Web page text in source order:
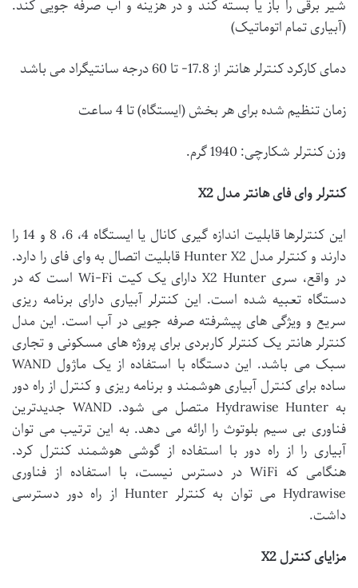
شیر برقی را باز یا بسته کند و در هزینه و آب صرفه جویی کند.
(آبیاری تمام اتوماتیک)
دمای کارکرد کنترلر هانتر از 17.8- تا 60 درجه سانتیگراد می باشد
زمان تنظیم شده برای هر بخش (ایستگاه) تا 4 ساعت
وزن کنترلر شکارچی: 1940 گرم.
کنترلر وای فای هانتر مدل X2
این کنترلرها قابلیت اندازه گیری کانال یا ایستگاه 4، 6، 8 و 14 را
دارند و کنترلر مدل Hunter X2 قابلیت اتصال به وای فای را دارد.
در واقع، سری X2 Hunter دارای یک کیت Wi-Fi است که در
دستگاه تعبیه شده است. این کنترلر آبیاری دارای برنامه ریزی
سریع و ویژگی های پیشرفته صرفه جویی در آب است. این مدل
کنترلر هانتر یک کنترلر کاربردی برای پروژه های مسکونی و تجاری
سبک می باشد. این دستگاه با استفاده از یک ماژول WAND
ساده برای کنترل آبیاری هوشمند و برنامه ریزی و کنترل از راه دور
به Hydrawise Hunter متصل می شود. WAND جدیدترین
فناوری بی سیم بلوتوث را ارائه می دهد. به این ترتیب می توان
آبیاری را از راه دور با استفاده از گوشی هوشمند کنترل کرد.
هنگامی که WiFi در دسترس نیست، با استفاده از فناوری
Hydrawise می توان به کنترلر Hunter از راه دور دسترسی
داشت.
مزایای کنترل X2